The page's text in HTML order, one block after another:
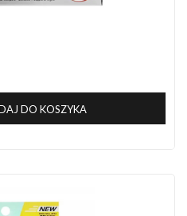
DO KOSZYKA